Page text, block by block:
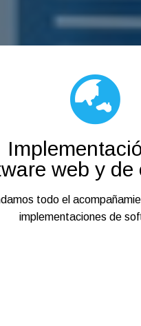
web y de
todo el
implementaciones de